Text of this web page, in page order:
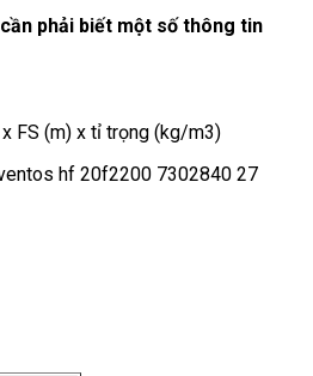
phải biết một số thông tin
FS (m) x tỉ trọng (kg/m3)